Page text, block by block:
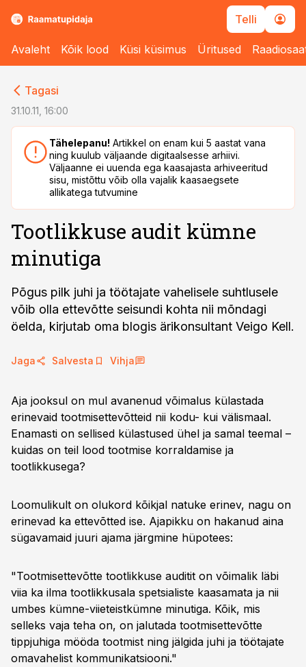
Telli
Avaleht Kõik lood Küsi küsimus Üritused
Tagasi
31.10.11, 16:00
Tähelepanu! Artikkel on enam kui 5 aastat vana
ning kuulub väljaande digitaalsesse arhiivi.
Väljaanne ei uuenda ega kaasajasta arhiveeritud
sisu, mistõttu võib olla vajalik kaasaegsete
allikatega tutvumine
Tootlikkuse audit kümne
minutiga
Põgus pilk juhi ja töötajate vahelisele suhtlusele
võib olla ettevõtte seisundi kohta nii mõndagi
öelda, kirjutab oma blogis ärikonsultant Veigo Kell.
Jaga Salvesta Vihja
Aja jooksul on mul avanenud võimalus külastada
erinevaid tootmisettevõtteid nii kodu- kui välismaal.
Enamasti on sellised külastused ühel ja samal teemal –
kuidas on teil lood tootmise korraldamise ja
tootlikkusega?
Loomulikult on olukord kõikjal natuke erinev, nagu on
erinevad ka ettevõtted ise. Ajapikku on hakanud aina
sügavamaid juuri ajama järgmine hüpotees:
"Tootmisettevõtte tootlikkuse auditit on võimalik läbi
viia ka ilma tootlikkusala spetsialiste kaasamata ja nii
umbes kümne-viieteistkümne minutiga. Kõik, mis
selleks vaja teha on, on jalutada tootmisettevõtte
tippjuhiga mööda tootmist ning jälgida juhi ja töötajate
omavahelist kommunikatsiooni."